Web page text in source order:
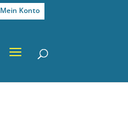
Mein Konto